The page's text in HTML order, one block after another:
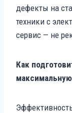
дефекты на
техники с
сервис — не
Как